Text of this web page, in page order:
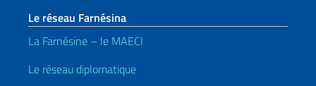
Le réseau Farnésina
La Farnésine – le MAECI
Le réseau diplomatique